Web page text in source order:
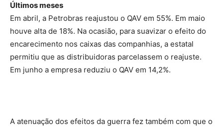
Últimos meses
Em abril, a Petrobras reajustou o QAV em 55%. Em maio
houve alta de 18%. Na ocasião, para suavizar o efeito do
encarecimento nos caixas das companhias, a estatal
permitiu que as distribuidoras parcelassem o reajuste.
Em junho a empresa reduziu o QAV em 14,2%.
A atenuação dos efeitos da guerra fez também com que o